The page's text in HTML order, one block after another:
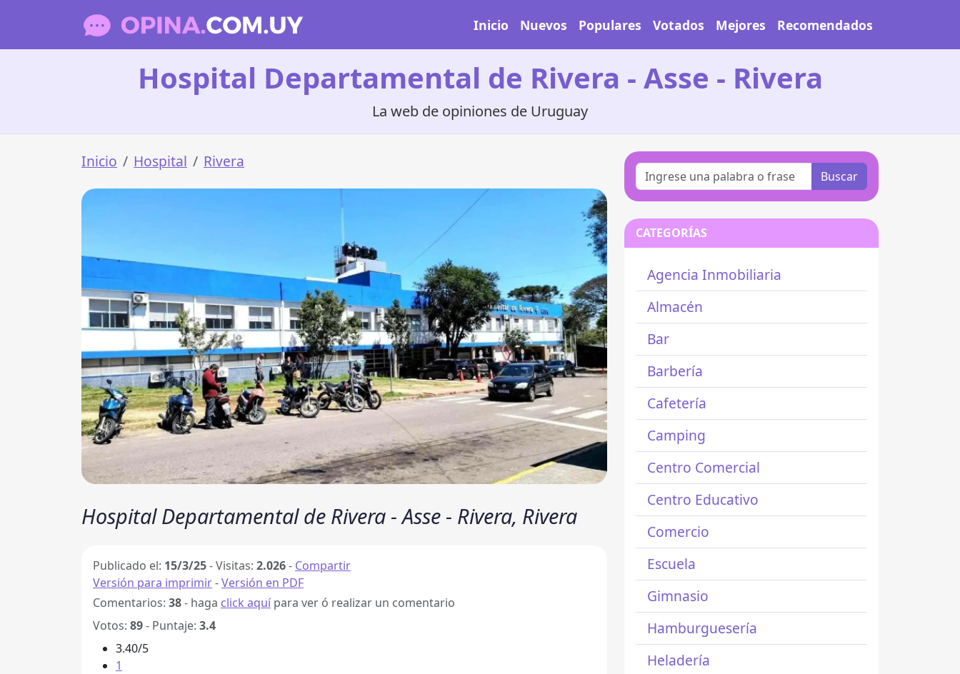
Inicio Nuevos Populares Votados Mejores Recomendados
Hospital Departamental de Rivera - Asse - Rivera
La web de opiniones de Uruguay
Inicio Hospital Rivera
Hospital Departamental de Rivera - Asse - Rivera, Rivera
Publicado el: 15/3/25-Visitas: 2.026- Compartir
Versión para imprimir-Versión en PDF
Comentarios: 38- haga click aquí para ver ó realizar un comentario
Votos: 89- Puntaje: 3.4
3.40/5
1
Buscar
CATEGORÍAS
Agencia Inmobiliaria
Almacén
Bar
Barbería
Cafetería
Camping
Centro Comercial
Centro Educativo
Comercio
Escuela
Gimnasio
Hamburguesería
Heladería